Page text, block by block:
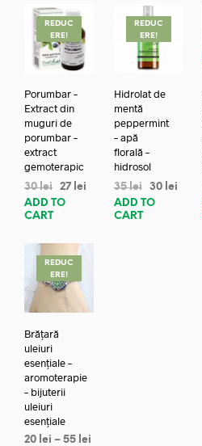
REDUC
ERE!
Porumbar –
Extract din
muguri de
porumbar –
extract
gemoterapic
30lei 27 lei
ADD TO
CART
REDUC
ERE!
Hidrolat de
mentă
peppermint
– apă
florală –
hidrosol
35lei 30 lei
ADD TO
CART
REDUC
ERE!
Brățară
uleiuri
esențiale –
aromoterapie
– bijuterii
uleiuri
esențiale
20 lei – 55 lei